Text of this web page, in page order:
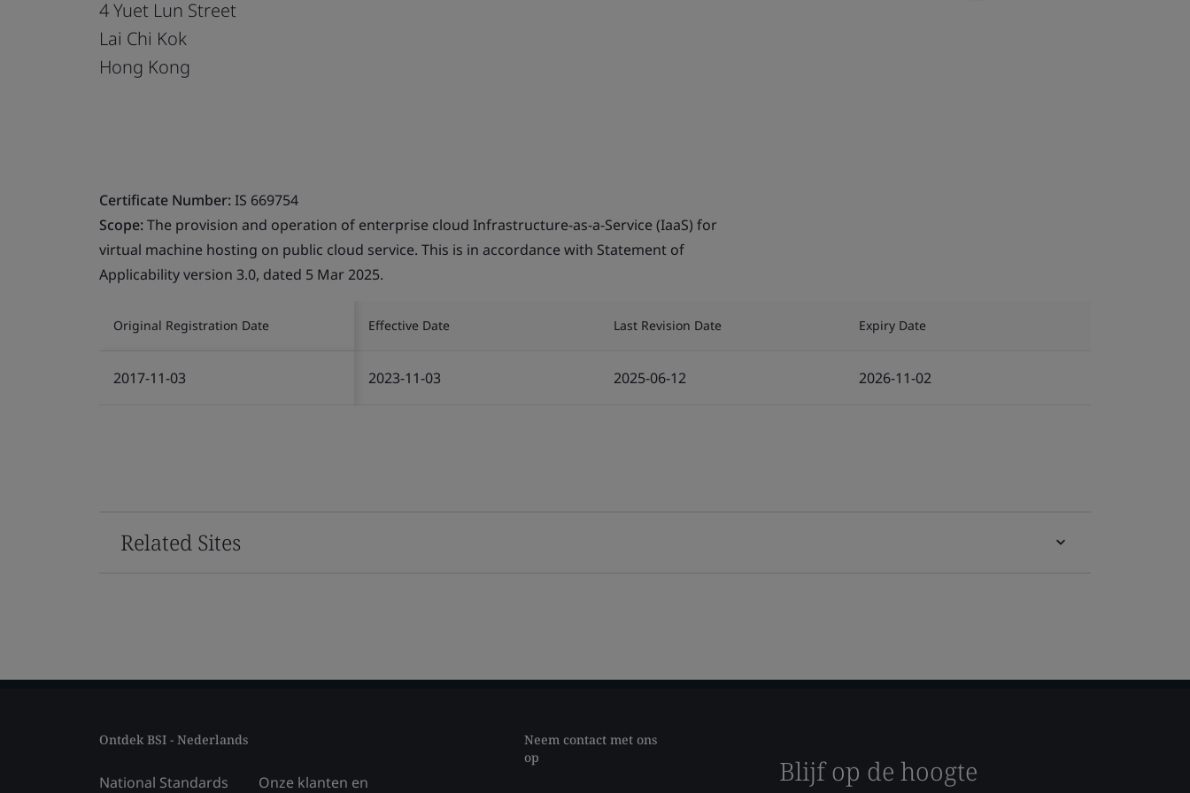
4 Yuet Lun Street
Lai Chi Kok
Hong Kong
Certificate Number:IS 669754
Scope:The provision and operation of enterprise cloud Infrastructure-as-a-Service (IaaS) for
virtual machine hosting on public cloud service. This is in accordance with Statement of
Applicability version 3.0, dated 5 Mar 2025.
Original Registration Date Effective Date Last Revision Date Expiry Date
2017-11-03 2023-11-03 2025-06-12 2026-11-02
Related Sites
Ontdek BSI - Nederlands
National Standards
Onze klanten en
Neem contact met ons
op
Blijf op de hoogte